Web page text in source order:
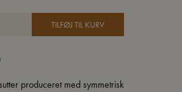
TILFØJ TIL KURV
produceret med symmetrisk